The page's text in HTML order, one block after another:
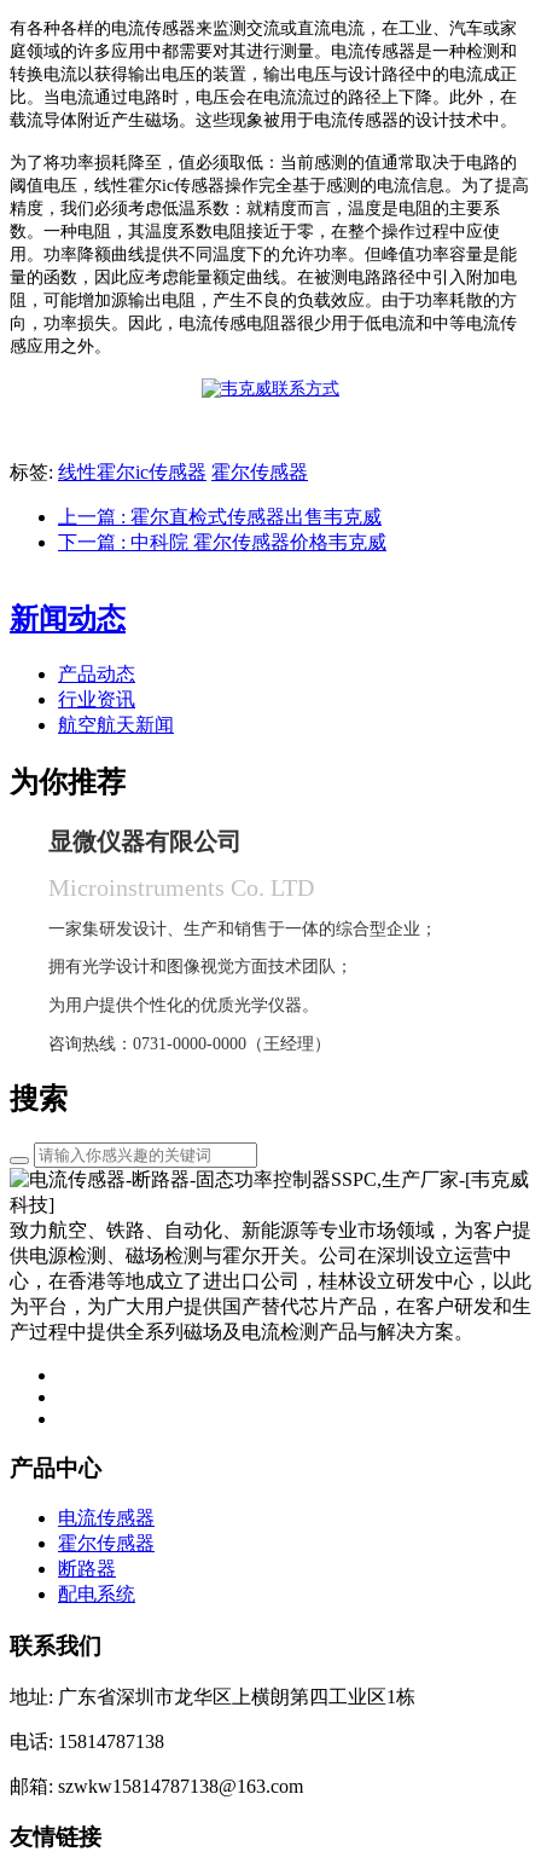
有各种各样的电流传感器来监测交流或直流电流，在工业、汽车或家
庭领域的许多应用中都需要对其进行测量。 电流传感器是一种检测和
转换电流以获得输出电压的装置，输出电压与设计路径中的电流成正
比。当电流通过电路时，电压会在电流流过的路径上下降。此外，在
载流导体附近产生磁场。这些现象被用于电流传感器的设计技术中。
为了将功率损耗降至，值必须取低：当前感测的值通常取决于电路的
阈值电压，线性霍尔ic传感器操作完全基于感测的电流信息。 为了提高
精度，我们必须考虑低温系数： 就精度而言，温度是电阻的主要系
数。一种电阻，其温度系数电阻接近于零，在整个操作过程中应使
用。功率降额曲线提供不同温度下的允许功率。但峰值功率容量是能
量的函数，因此应考虑能量额定曲线。 在被测电路路径中引入附加电
阻，可能增加源输出电阻，产生不良的负载效应。由于功率耗散的方
向，功率损失。因此，电流传感电阻器很少用于低电流和中等电流传
感应用之外。
标签: 线性霍尔ic传感器 霍尔传感器
上一篇 : 霍尔直检式传感器出售韦克威
下一篇 : 中科院 霍尔传感器价格韦克威
新闻动态
产品动态
行业资讯
航空航天新闻
为你推荐
显微仪器有限公司
Microinstruments Co. LTD
一家集研发设计、生产和销售于一体的综合型企业；
拥有光学设计和图像视觉方面技术团队；
为用户提供个性化的优质光学仪器。
咨询热线：0731-0000-0000（王经理）
搜索
致力航空、铁路、自动化、新能源等专业市场领域，为客户提
供电源检测、磁场检测与霍尔开关。公司在深圳设立运营中
心，在香港等地成立了进出口公司，桂林设立研发中心，以此
为平台，为广大用户提供国产替代芯片产品，在客户研发和生
产过程中提供全系列磁场及电流检测产品与解决方案。
产品中心
电流传感器
霍尔传感器
断路器
配电系统
联系我们
地址: 广东省深圳市龙华区上横朗第四工业区1栋
电话: 15814787138
邮箱: szwkw15814787138@163.com
友情链接